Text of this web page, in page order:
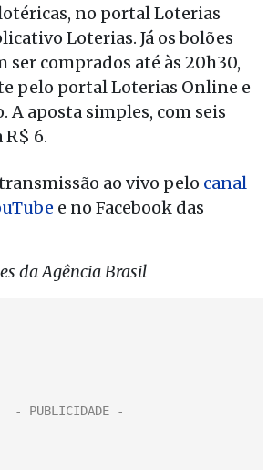
no portal Loterias
Loterias. Já os bolões
ser comprados até às 20h30,
pelo portal Loterias Online e
A aposta simples, com seis
R$ 6.
ao vivo pelo canal
e no Facebook das
da Agência Brasil